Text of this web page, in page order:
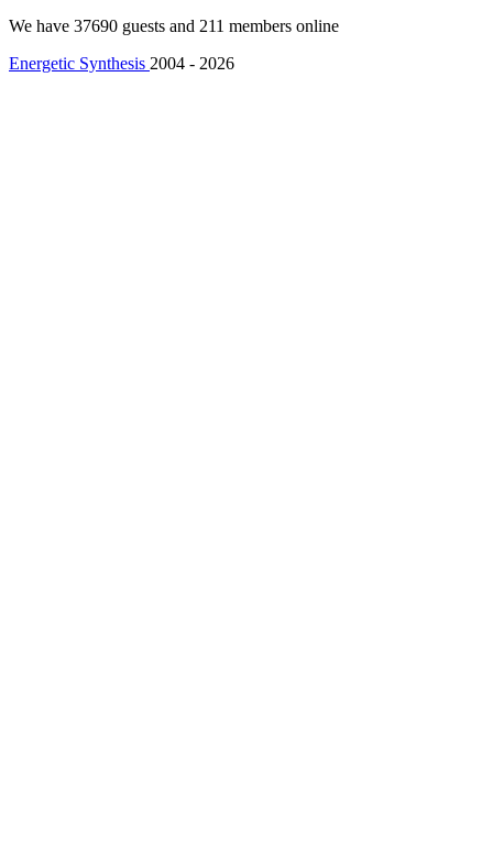
We have 37690 guests and 211 members online
Energetic Synthesis 2004 - 2026